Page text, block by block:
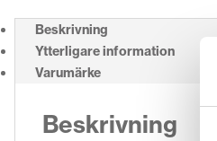
Beskrivning
Ytterligare information
Varumärke
Beskrivning